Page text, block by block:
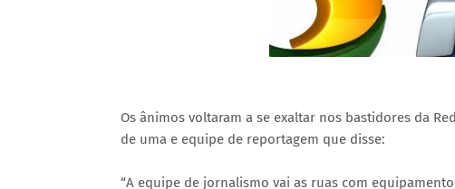
Os ânimos voltaram a se exaltar nos bastidores da
de uma e equipe de reportagem que disse:
“A equipe de jornalismo vai as ruas com